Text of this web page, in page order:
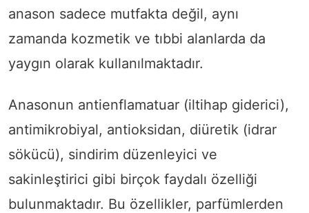
anason sadece mutfakta değil, aynı
zamanda kozmetik ve tıbbi alanlarda da
yaygın olarak kullanılmaktadır.
Anasonun antienflamatuar (iltihap giderici),
antimikrobiyal, antioksidan, diüretik (idrar
sökücü), sindirim düzenleyici ve
sakinleştirici gibi birçok faydalı özelliği
bulunmaktadır. Bu özellikler, parfümlerden